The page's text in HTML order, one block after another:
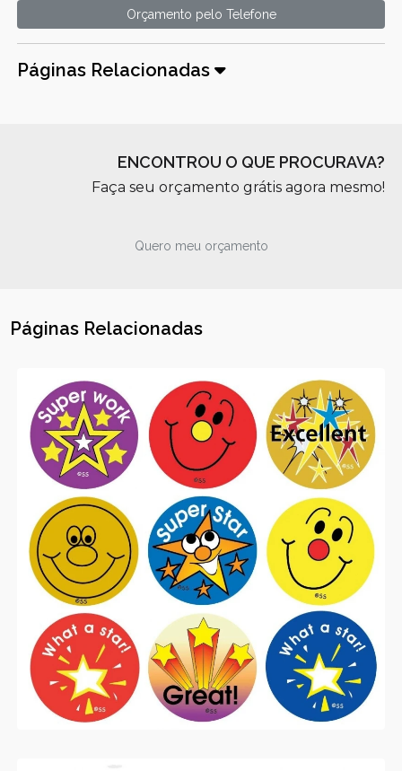
Orçamento pelo Telefone
Páginas Relacionadas
ENCONTROU O QUE PROCURAVA?
Faça seu orçamento grátis agora mesmo!
Quero meu orçamento
Páginas Relacionadas